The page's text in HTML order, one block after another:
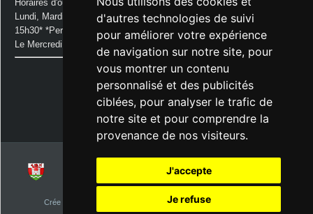
d'autres technologies de suivi
pour améliorer votre expérience
de navigation sur notre site, pour
vous montrer un contenu
personnalisé et des publicités
ciblées, pour analyser le trafic de
notre site et pour comprendre la
provenance de nos visiteurs.
J'accepte
Je refuse
Horaires d'ouverture de la Mairie:
Lundi, Mardi, Jeudi et Vendredi : de 08h00 à 11h30 et de 12h30 à
15h30* *Permanence téléphonique jusqu'à 17h00
Le Mercredi : de 08h00 à 11h00
Mairie d'Aurice
14 Avenue des Pastous
Tel : 05 58 76 06 50
Plus d'infos »
Commune d'Aurice – Landes 40
Crée par | Theme Designé et hébergé par : NetClic.fr